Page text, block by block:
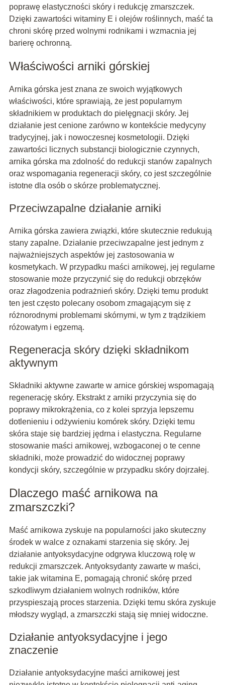
poprawę elastyczności skóry i redukcję zmarszczek.
Dzięki zawartości witaminy E i olejów roślinnych, maść ta
chroni skórę przed wolnymi rodnikami i wzmacnia jej
barierę ochronną.
Właściwości arniki górskiej
Arnika górska jest znana ze swoich wyjątkowych
właściwości, które sprawiają, że jest popularnym
składnikiem w produktach do pielęgnacji skóry. Jej
działanie jest cenione zarówno w kontekście medycyny
tradycyjnej, jak i nowoczesnej kosmetologii. Dzięki
zawartości licznych substancji biologicznie czynnych,
arnika górska ma zdolność do redukcji stanów zapalnych
oraz wspomagania regeneracji skóry, co jest szczególnie
istotne dla osób o skórze problematycznej.
Przeciwzapalne działanie arniki
Arnika górska zawiera związki, które skutecznie redukują
stany zapalne. Działanie przeciwzapalne jest jednym z
najważniejszych aspektów jej zastosowania w
kosmetykach. W przypadku maści arnikowej, jej regularne
stosowanie może przyczynić się do redukcji obrzęków
oraz złagodzenia podrażnień skóry. Dzięki temu produkt
ten jest często polecany osobom zmagającym się z
różnorodnymi problemami skórnymi, w tym z trądzikiem
różowatym i egzemą.
Regeneracja skóry dzięki składnikom
aktywnym
Składniki aktywne zawarte w arnice górskiej wspomagają
regenerację skóry. Ekstrakt z arniki przyczynia się do
poprawy mikrokrążenia, co z kolei sprzyja lepszemu
dotlenieniu i odżywieniu komórek skóry. Dzięki temu
skóra staje się bardziej jędrna i elastyczna. Regularne
stosowanie maści arnikowej, wzbogaconej o te cenne
składniki, może prowadzić do widocznej poprawy
kondycji skóry, szczególnie w przypadku skóry dojrzałej.
Dlaczego maść arnikowa na
zmarszczki?
Maść arnikowa zyskuje na popularności jako skuteczny
środek w walce z oznakami starzenia się skóry. Jej
działanie antyoksydacyjne odgrywa kluczową rolę w
redukcji zmarszczek. Antyoksydanty zawarte w maści,
takie jak witamina E, pomagają chronić skórę przed
szkodliwym działaniem wolnych rodników, które
przyspieszają proces starzenia. Dzięki temu skóra zyskuje
młodszy wygląd, a zmarszczki stają się mniej widoczne.
Działanie antyoksydacyjne i jego
znaczenie
Działanie antyoksydacyjne maści arnikowej jest